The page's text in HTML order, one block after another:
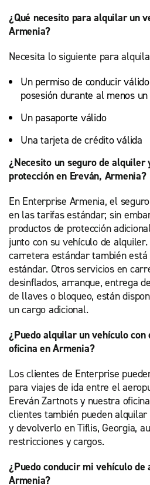
¿Qué necesito para alquilar un
Armenia?
Necesita lo siguiente para
Un permiso de conducir
posesión durante al menos
Un pasaporte válido
Una tarjeta de crédito válida
¿Necesito un seguro de alquiler
protección en Ereván, Armenia?
En Enterprise Armenia, el
en las tarifas estándar; sin
productos de protección
junto con su vehículo de
carretera estándar también
estándar. Otros servicios en
desinflados, arranque, entrega
de llaves o bloqueo, están
un cargo adicional.
¿Puedo alquilar un vehículo con
oficina en Armenia?
Los clientes de Enterprise
para viajes de ida entre el
Ereván Zartnots y nuestra
clientes también pueden
y devolverlo en Tiflis, Georgia,
restricciones y cargos.
¿Puedo conducir mi vehículo de
Armenia?